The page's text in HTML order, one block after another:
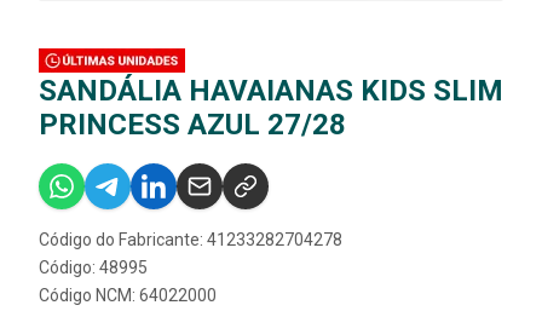
SANDÁLIA HAVAIANAS KIDS SLIM
PRINCESS AZUL 27/28
Código do Fabricante: 41233282704278
Código: 48995
Código NCM: 64022000